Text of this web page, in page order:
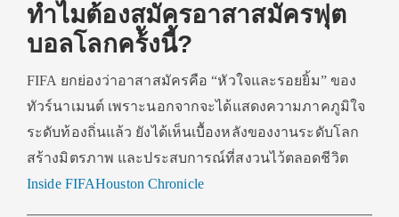
ทำไมต้องสมัครอาสาสมัครฟุต
บอลโลกคร้ังนี้?
FIFA ยกย่องว่าอาสาสมัครคือ “หัวใจและรอยยิ้ม” ของ
ทัวร์นาเมนต์ เพราะนอกจากจะได้แสดงความภาคภูมิใจ
ระดับท้องถิ่นแล้ว ยังได้เห็นเบื้องหลังของงานระดับโลก
สร้างมิตรภาพ และประสบการณ์ที่สงวนไว้ตลอดชีวิต
Inside FIFAHouston Chronicle